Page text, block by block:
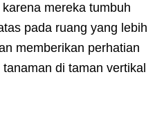
mereka tumbuh
pada ruang yang lebih
memberikan perhatian
di taman vertikal